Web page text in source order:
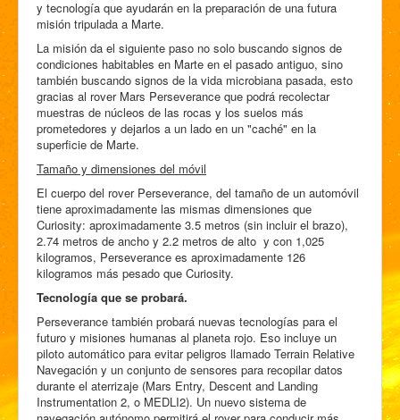
y tecnología que ayudarán en la preparación de una futura
misión tripulada a Marte.
La misión da el siguiente paso no solo buscando signos de
condiciones habitables en Marte en el pasado antiguo, sino
también buscando signos de la vida microbiana pasada, esto
gracias al rover Mars Perseverance que podrá recolectar
muestras de núcleos de las rocas y los suelos más
prometedores y dejarlos a un lado en un "caché" en la
superficie de Marte.
Tamaño y dimensiones del móvil
El cuerpo del rover Perseverance, del tamaño de un automóvil
tiene aproximadamente las mismas dimensiones que
Curiosity: aproximadamente 3.5 metros (sin incluir el brazo),
2.74 metros de ancho y 2.2 metros de alto y con 1,025
kilogramos, Perseverance es aproximadamente 126
kilogramos más pesado que Curiosity.
Tecnología que se probará.
Perseverance también probará nuevas tecnologías para el
futuro y misiones humanas al planeta rojo. Eso incluye un
piloto automático para evitar peligros llamado Terrain Relative
Navegación y un conjunto de sensores para recopilar datos
durante el aterrizaje (Mars Entry, Descent and Landing
Instrumentation 2, o MEDLI2). Un nuevo sistema de